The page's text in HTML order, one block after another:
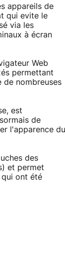
appareils de
qui evite le
via les
à écran
Web
permettant
de nombreuses
est
de
l'apparence du
des
et permet
qui ont été